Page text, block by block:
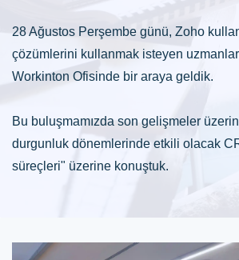
28 Ağustos Perşembe günü, Zoho
çözümlerini kullanmak isteyen
Workinton Ofisinde bir araya geldik.
Bu buluşmamızda son gelişmeler
durgunluk dönemlerinde etkili olacak
süreçleri" üzerine konuştuk.